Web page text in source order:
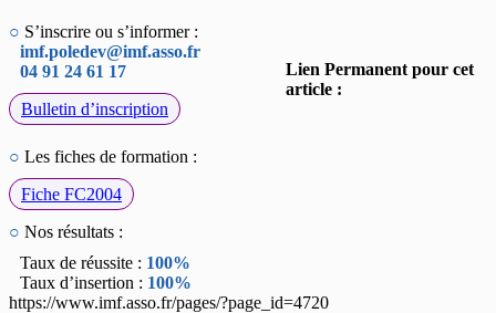
○ S’inscrire ou s’informer :
imf.poledev@imf.asso.fr
04 91 24 61 17
Bulletin d’inscription
○ Les fiches de formation :
Fiche FC2004
○ Nos résultats :
Taux de réussite : 100%
Taux d’insertion : 100%
Lien Permanent pour cet
article :
https://www.imf.asso.fr/pages/?page_id=4720